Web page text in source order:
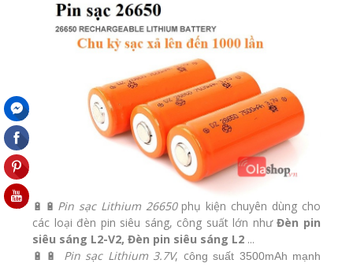
🔋🔋 Pin sạc Lithium 26650 phụ kiện chuyên dùng cho
các loại đèn pin siêu sáng, công suất lớn nhưĐèn pin
siêu sáng L2-V2, Đèn pin siêu sáng L2 ...
🔋🔋 Pin sạc Lithium 3.7V, công suất 3500mAh mạnh